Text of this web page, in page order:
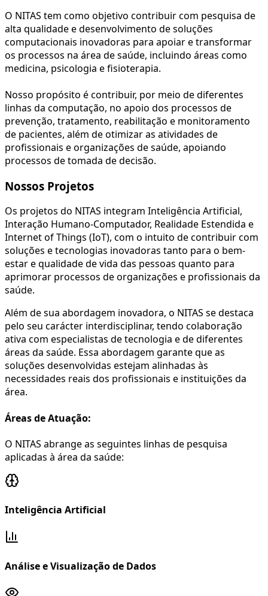
O NITAS tem como objetivo contribuir com pesquisa de
alta qualidade e desenvolvimento de soluções
computacionais inovadoras para apoiar e transformar
os processos na área de saúde, incluindo áreas como
medicina, psicologia e fisioterapia.
Nosso propósito é contribuir, por meio de diferentes
linhas da computação, no apoio dos processos de
prevenção, tratamento, reabilitação e monitoramento
de pacientes, além de otimizar as atividades de
profissionais e organizações de saúde, apoiando
processos detomada de decisão.
Nossos Projetos
Os projetos do NITAS integram Inteligência Artificial,
Interação Humano-Computador, Realidade Estendida e
Internet of Things (IoT), com o intuito de contribuir com
soluções e tecnologias inovadoras tanto para o bem-
estar e qualidade de vida das pessoas quanto para
aprimorar processos de organizações e profissionais da
saúde.
Além de sua abordagem inovadora, o NITAS se destaca
pelo seu carácter interdisciplinar, tendo colaboração
ativa com especialistas de tecnologia e de diferentes
áreas da saúde. Essa abordagem garante que as
soluções desenvolvidas estejam alinhadas às
necessidades reais dos profissionais e instituições da
área.
Áreas de Atuação:
O NITAS abrange as seguintes linhas de pesquisa
aplicadas à área da saúde:
Inteligência Artificial
Análise e Visualização de Dados